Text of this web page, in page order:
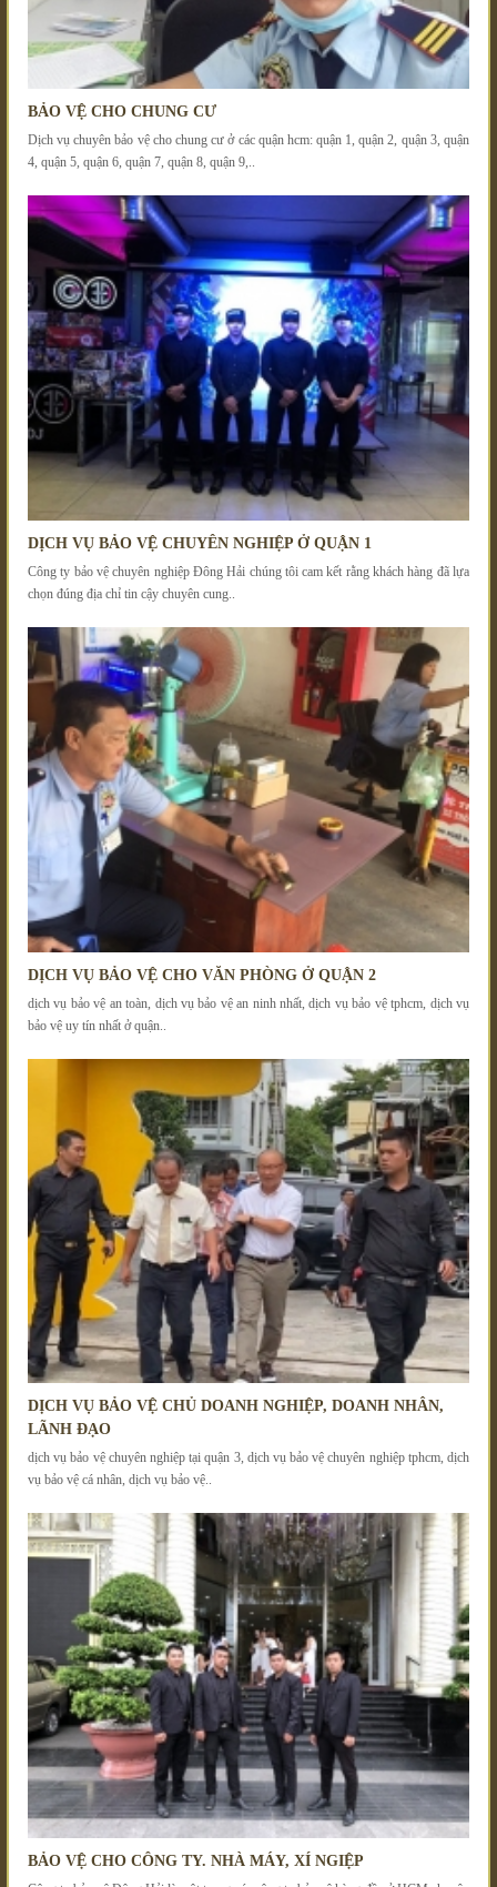
BẢO VỆ CHO CHUNG CƯ
Dịch vụ chuyên bảo vệ cho chung cư ở các quận hcm: quận 1, quận 2, quận 3, quận
4, quận 5, quận 6, quận 7, quận 8, quận 9,..
DỊCH VỤ BẢO VỆ CHUYÊN NGHIỆP Ở QUẬN 1
Công ty bảo vệ chuyên nghiệp Đông Hải chúng tôi cam kết rằng khách hàng đã lựa
chọn đúng địa chỉ tin cậy chuyên cung..
DỊCH VỤ BẢO VỆ CHO VĂN PHÒNG Ở QUẬN 2
dịch vụ bảo vệ an toàn, dịch vụ bảo vệ an ninh nhất, dịch vụ bảo vệ tphcm, dịch vụ
bảo vệ uy tín nhất ở quận..
DỊCH VỤ BẢO VỆ CHỦ DOANH NGHIỆP, DOANH NHÂN,
LÃNH ĐẠO
dịch vụ bảo vệ chuyên nghiệp tại quận 3, dịch vụ bảo vệ chuyên nghiệp tphcm, dịch
vụ bảo vệ cá nhân, dịch vụ bảo vệ..
BẢO VỆ CHO CÔNG TY. NHÀ MÁY, XÍ NGIỆP